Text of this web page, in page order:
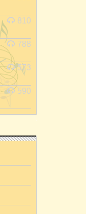
810
788
573
590